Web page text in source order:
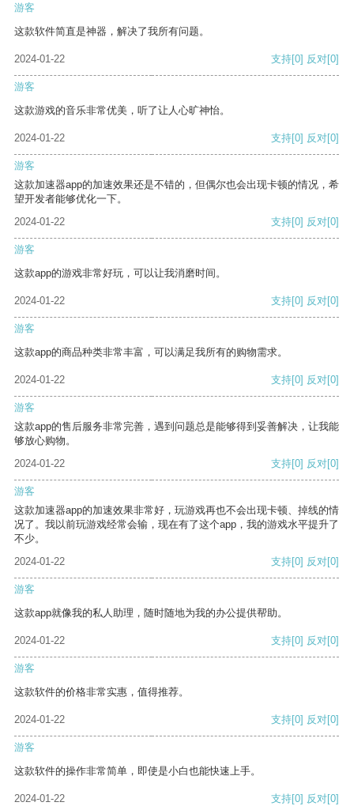
游客
这款软件简直是神器，解决了我所有问题。
2024-01-22 支持[0] 反对[0]
游客
这款游戏的音乐非常优美，听了让人心旷神怡。
2024-01-22 支持[0] 反对[0]
游客
这款加速器app的加速效果还是不错的，但偶尔也会出现卡顿的情况，希
望开发者能够优化一下。
2024-01-22
支持[0] 反对[0]
游客
这款app的游戏非常好玩，可以让我消磨时间。
2024-01-22 支持[0] 反对[0]
游客
这款app的商品种类非常丰富，可以满足我所有的购物需求。
2024-01-22 支持[0] 反对[0]
游客
这款app的售后服务非常完善，遇到问题总是能够得到妥善解决，让我能
够放心购物。
2024-01-22
支持[0] 反对[0]
游客
这款加速器app的加速效果非常好，玩游戏再也不会出现卡顿、掉线的情
况了。我以前玩游戏经常会输，现在有了这个app，我的游戏水平提升了
不少。
2024-01-22
支持[0] 反对[0]
游客
这款app就像我的私人助理，随时随地为我的办公提供帮助。
2024-01-22 支持[0] 反对[0]
游客
这款软件的价格非常实惠，值得推荐。
2024-01-22 支持[0] 反对[0]
游客
这款软件的操作非常简单，即使是小白也能快速上手。
2024-01-22 支持[0] 反对[0]